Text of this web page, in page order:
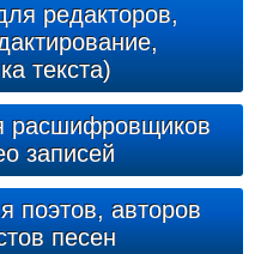
редакторов,
текста)
расшифровщиков
записей
поэтов, авторов
песен